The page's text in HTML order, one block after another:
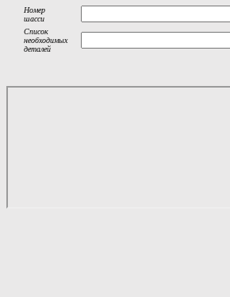
Номер
шасси
Список
необходимых
деталей